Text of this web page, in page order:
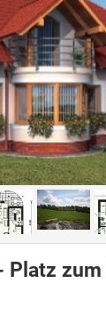
Platz